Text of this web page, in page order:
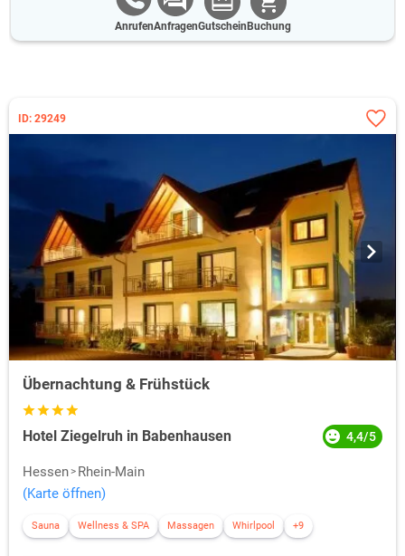
AnrufenAnfragenGutschein Buchung
ID: 29249
Übernachtung & Frühstück
Hotel Ziegelruh in Babenhausen 4,4/5
Hessen
Rhein-Main
(Karte öffnen)
Sauna Wellness & SPA Massagen Whirlpool +9